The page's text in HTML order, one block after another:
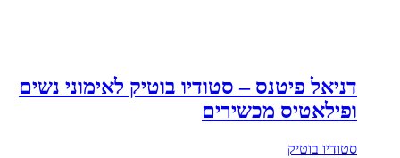
דניאל פיטנס – סטודיו בוטיק לאימוני נשים
ופילאטיס מכשירים
סטודיו בוטיק